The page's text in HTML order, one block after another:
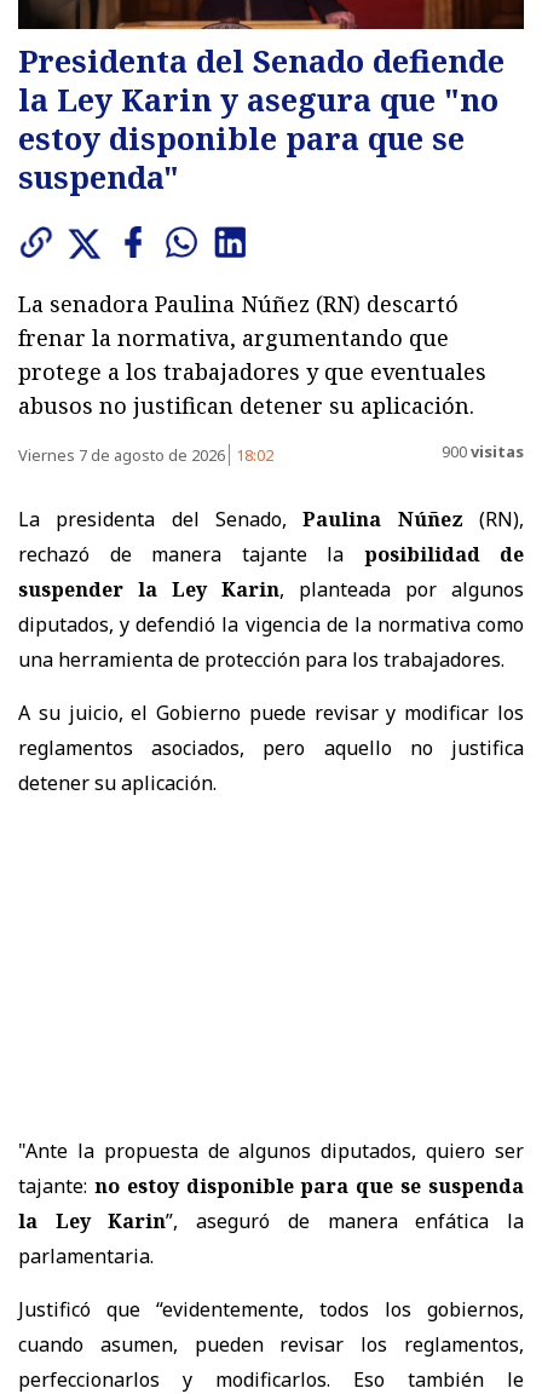
Presidenta del Senado defiende
la Ley Karin y asegura que "no
estoy disponible para que se
suspenda"
La senadora Paulina Núñez (RN) descartó
frenar la normativa, argumentando que
protege a los trabajadores y que eventuales
abusos no justifican detener su aplicación.
Viernes 7 de agosto de 2026 18:02 900visitas
La presidenta del Senado, Paulina Núñez (RN),
rechazó de manera tajante la posibilidad de
suspender la Ley Karin, planteada por algunos
diputados, y defendió la vigencia de la normativa como
una herramienta de protección para los trabajadores.
A su juicio, el Gobierno puede revisar y modificar los
reglamentos asociados, pero aquello no justifica
detener su aplicación.
"Ante la propuesta de algunos diputados, quiero ser
tajante: no estoy disponible para que se suspenda
la Ley Karin”, aseguró de manera enfática la
parlamentaria.
Justificó que “evidentemente, todos los gobiernos,
cuando asumen, pueden revisar los reglamentos,
perfeccionarlos y modificarlos. Eso también le